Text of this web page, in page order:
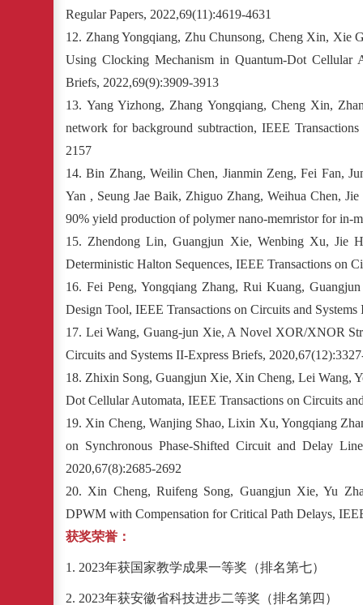
Regular Papers, 2022,69(11):4619-4631
12. Zhang Yongqiang, Zhu Chunsong, Cheng Xin,
Using Clocking Mechanism in Quantum-Dot Cellular
Briefs, 2022,69(9):3909-3913
13. Yang Yizhong, Zhang Yongqiang, Cheng Xin,
network for background subtraction, IEEE
2157
14.Bin Zhang, Weilin Chen, Jianmin Zeng, Fei Fan,
Yan , Seung Jae Baik, Zhiguo Zhang, Weihua Chen,
90% yield production of polymer nano-memristor for in-
15. Zhendong Lin, Guangjun Xie, Wenbing Xu, Jie
Deterministic Halton Sequences, IEEE Transactions on
16.Fei Peng, Yongqiang Zhang, Rui Kuang,
Design Tool, IEEE Transactions on Circuits and
17. Lei Wang, Guang-jun Xie, A Novel XOR/XNOR
Circuits and Systems II-Express Briefs,
18. Zhixin Song, Guangjun Xie, Xin Cheng, Lei Wang,
Dot Cellular Automata, IEEE Transactions on Circuits
19. Xin Cheng, Wanjing Shao, Lixin Xu, Yongqiang
on Synchronous Phase-Shifted Circuit and Delay
2020,67(8):2685-2692
20. Xin Cheng, Ruifeng Song, Guangjun Xie, Yu
DPWM with Compensation for Critical Path Delays,
获奖荣誉：
1. 2023年获国家教学成果一等奖（排名第七）
2. 2023年获安徽省科技进步二等奖（排名第四）